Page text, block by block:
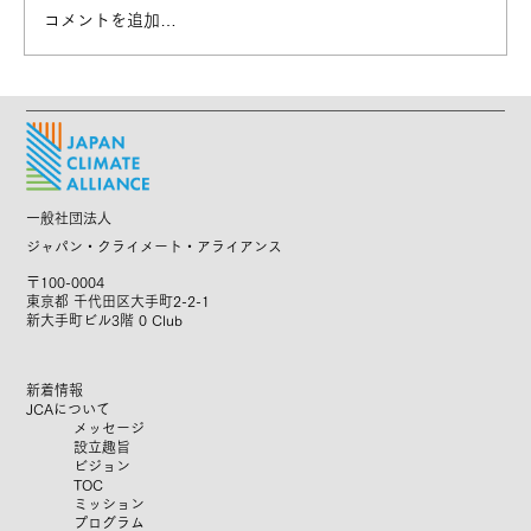
【募集終了】CLPリーガル人材に向けた
オンライン説明会を実施します！
コメントを追加…
一般社団法人
ジャパン・クライメート・アライアンス
〒100-0004
東京都 千代田区大手町2-2-1
新大手町ビル3階 0 Club
新着情報
JCAについて
メッセージ
設立趣旨
ビジョン
TOC
ミッション
プログラム